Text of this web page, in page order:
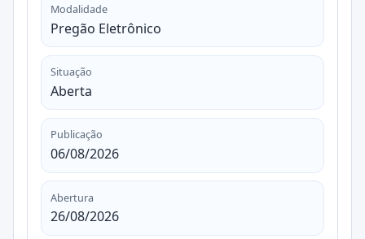
Modalidade
Pregão Eletrônico
Situação
Aberta
Publicação
06/08/2026
Abertura
26/08/2026